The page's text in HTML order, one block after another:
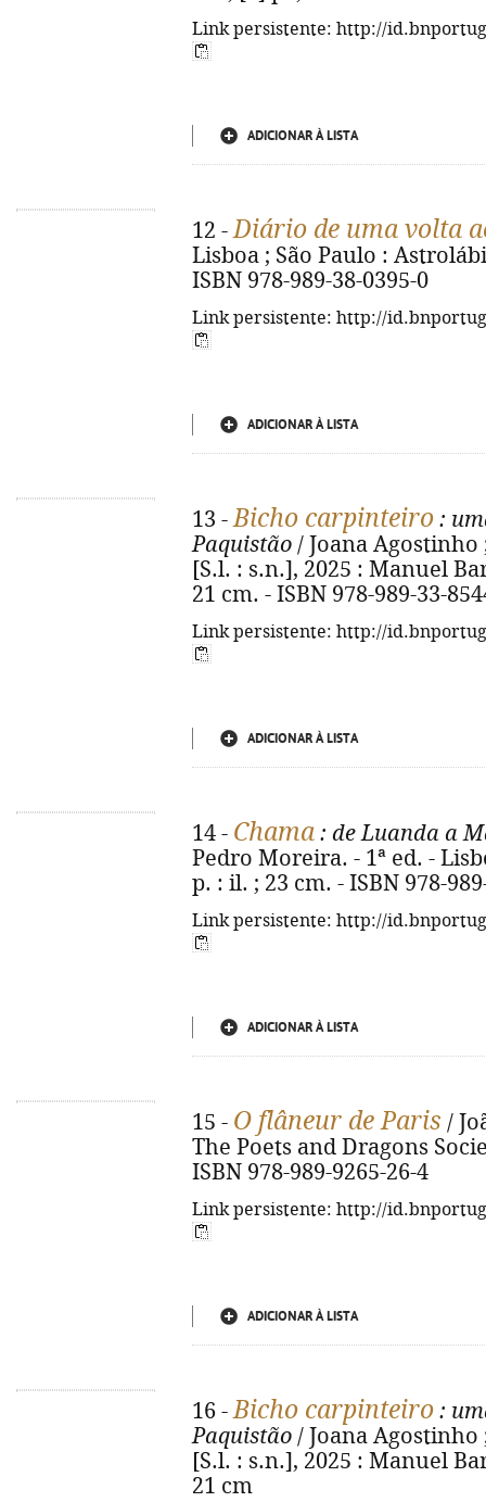
Link persistente: http://
ADICIONAR À LISTA
12 -Diário de uma volta
Lisboa ; São Paulo :
ISBN 978-989-38-0395-0
Link persistente: http://
ADICIONAR À LISTA
13 -Bicho carpinteiro :
Paquistão / Joana Agostinho
[S.l. : s.n.], 2025 : Manuel
21 cm. - ISBN 978-989-33-
Link persistente: http://
ADICIONAR À LISTA
14 - Chama : de Luanda a
Pedro Moreira. - 1ª ed. -
p. : il. ; 23 cm. - ISBN 978-
Link persistente: http://
ADICIONAR À LISTA
15 - O flâneur de Paris /
The Poets and Dragons
ISBN 978-989-9265-26-4
Link persistente: http://
ADICIONAR À LISTA
16 -Bicho carpinteiro :
Paquistão / Joana Agostinho
[S.l. : s.n.], 2025 : Manuel
21 cm